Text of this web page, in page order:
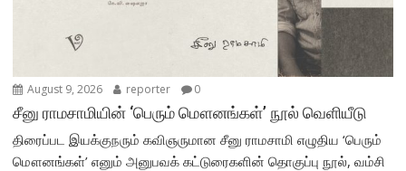
August 9, 2026 reporter 0
சீனு ராமசாமியின் ‘பெரும் மௌனங்கள்’ நூல் வெளியீடு
திரைப்பட இயக்குநரும் கவிஞருமான சீனு ராமசாமி எழுதிய ‘பெரும்
மௌனங்கள்’ எனும் அனுபவக் கட்டுரைகளின் தொகுப்பு நூல், வம்சி